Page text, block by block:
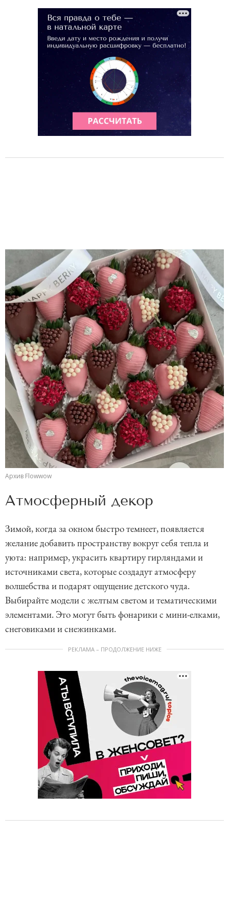
Архив Flowwow
Атмосферный декор
Зимой, когда за окном быстро темнеет, появляется
желание добавить пространству вокруг себя тепла и
уюта: например, украсить квартиру гирляндами и
источниками света, которые создадут атмосферу
волшебства и подарят ощущение детского чуда.
Выбирайте модели с желтым светом и тематическими
элементами. Это могут быть фонарики с мини-елками,
снеговиками и снежинками.
РЕКЛАМА – ПРОДОЛЖЕНИЕ НИЖЕ